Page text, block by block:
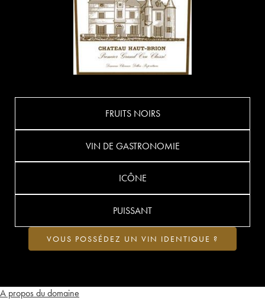
A propos du domaine
FRUITS NOIRS
VIN DE GASTRONOMIE
ICÔNE
PUISSANT
VOUS POSSÉDEZ UN VIN IDENTIQUE ?